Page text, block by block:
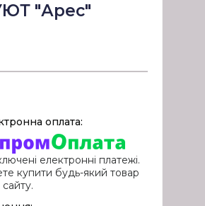
"Арес"
електронні платежі.
купити будь-який товар